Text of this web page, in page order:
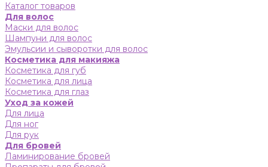
Каталог товаров
Для волос
Маски для волос
Шампуни для волос
Эмульсии и сыворотки для волос
Косметика для макияжа
Косметика для губ
Косметика для лица
Косметика для глаз
Уход за кожей
Для лица
Для ног
Для рук
Для бровей
Ламинирование бровей